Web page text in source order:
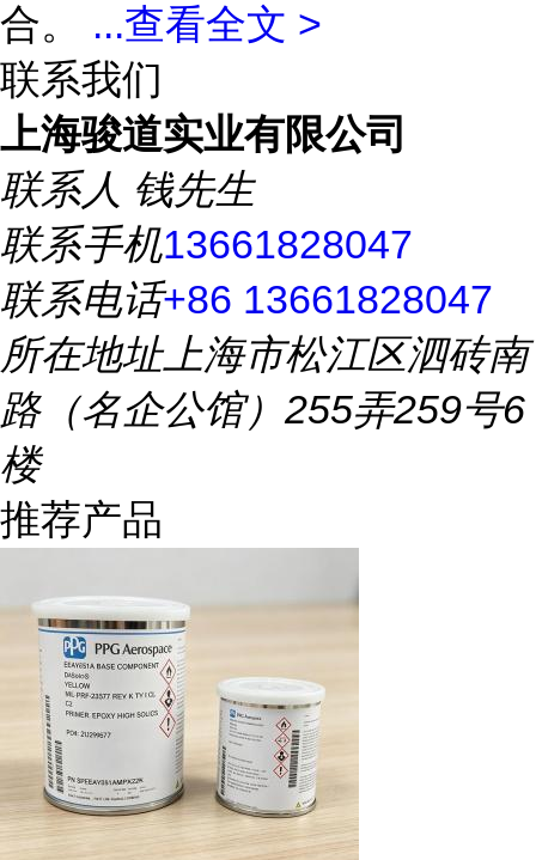
合。 ...查看全文 >
联系我们
上海骏道实业有限公司
联系人 钱先生
联系手机13661828047
联系电话+86 13661828047
所在地址上海市松江区泗砖南
路（名企公馆）255弄259号6
楼
推荐产品